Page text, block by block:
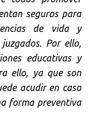
seguros para
de vida y
Por ello,
educativas y
ello, ya que son
acudir en caso
forma preventiva